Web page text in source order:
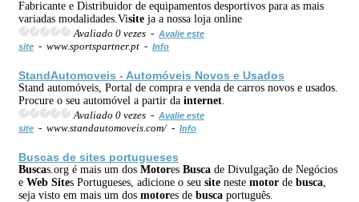
Fabricante e Distribuidor de equipamentos desportivos para as mais
variadas modalidades.Visite ja a nossa loja online
Avaliado 0 vezes - Avalie este
site - www.sportspartner.pt - Info
StandAutomoveis - Automóveis Novos e Usados
Stand automóveis, Portal de compra e venda de carros novos e usados.
Procure o seu automóvel a partir da internet
Avaliado 0 vezes - Avalie este
site - www.standautomoveis.com/ - Info
Buscas de sites portugueses
Buscas.org é mais um dos Motores Busca de Divulgação de Negócios
e Web Sites Portugueses, adicione o seu site neste motor de busca
seja visto em mais um dos motores de busca português.